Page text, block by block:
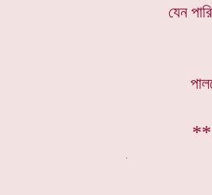
যেন